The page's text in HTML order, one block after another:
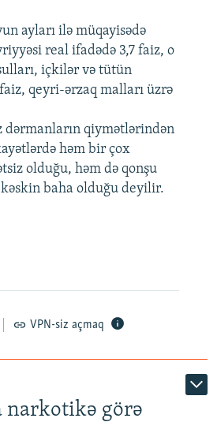
ayları ilə müqayisədə
real ifadədə 3,7 faiz, o
içkilər və tütün
qeyri-ərzaq malları üzrə
dərmanların qiymətlərindən
həm bir çox
olduğu, həm də qonşu
baha olduğu deyilir.
VPN-siz açmaq
narkotikə görə